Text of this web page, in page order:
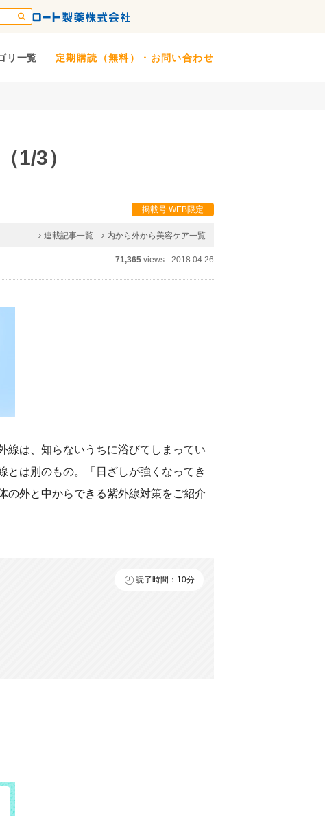
リ一覧 定期購読（無料）・お問い合わせ
（1/3）
掲載号 WEB限定
連載記事一覧 内から外から美容ケア一覧
71,365 views 2018.04.26
線は、知らないうちに浴びてしまってい
とは別のもの。「日ざしが強くなってき
の外と中からできる紫外線対策をご紹介
読了時間：10分